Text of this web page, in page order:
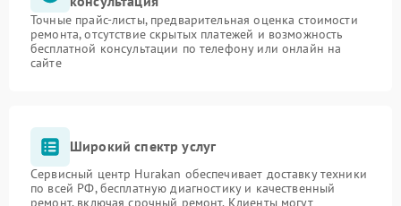
Точные прайс-листы, предварительная оценка стоимости
ремонта, отсутствие скрытых платежей и возможность
бесплатной консультации по телефону или онлайн на
сайте
Широкий спектр услуг
Сервисный центр Hurakan обеспечивает доставку техники
по всей РФ, бесплатную диагностику и качественный
ремонт, включая срочный ремонт. Клиенты могут